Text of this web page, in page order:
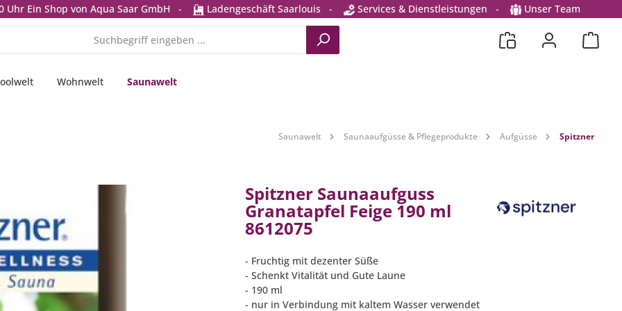
Uhr Ein Shop von Aqua Saar GmbH - Ladengeschäft Saarlouis - Services & Dienstleistungen - Unser Team
Wohnwelt Saunawelt
Saunawelt Saunaaufgüsse & Pflegeprodukte Aufgüsse Spitzner
Spitzner Saunaaufguss
Granatapfel Feige 190 ml
8612075
- Fruchtig mit dezenter Süße
- Schenkt Vitalität und Gute Laune
- 190 ml
- nur in Verbindung mit kaltem Wasser verwendet